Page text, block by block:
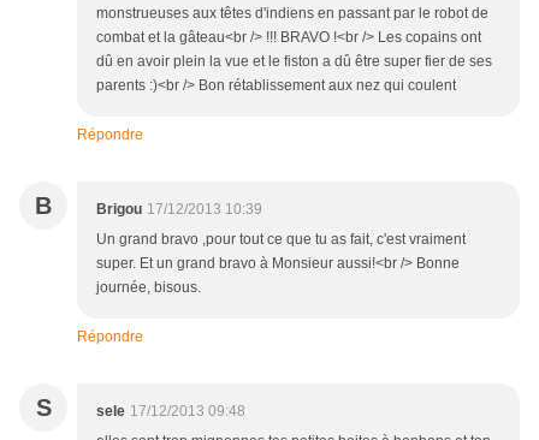
monstrueuses aux têtes d'indiens en passant par le robot de
combat et la gâteau<br /> !!! BRAVO !<br /> Les copains ont
dû en avoir plein la vue et le fiston a dû être super fier de ses
parents :)<br /> Bon rétablissement aux nez qui coulent
Répondre
B Brigou 17/12/2013 10:39
Un grand bravo ,pour tout ce que tu as fait, c'est vraiment
super. Et un grand bravo à Monsieur aussi!<br /> Bonne
journée, bisous.
Répondre
S sele 17/12/2013 09:48